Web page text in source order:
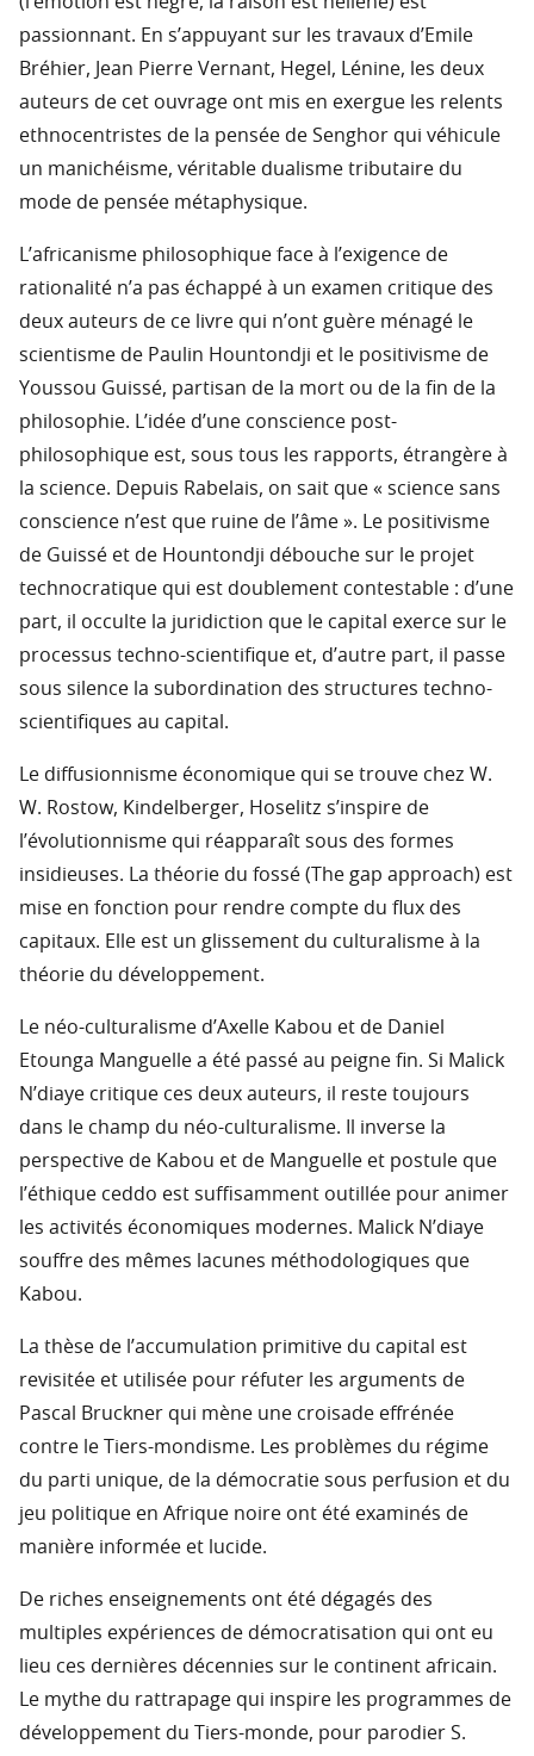
passionnant. En s’appuyant sur les travaux d’Emile
Bréhier, Jean Pierre Vernant, Hegel, Lénine, les deux
auteurs de cet ouvrage ont mis en exergue les relents
ethnocentristes de la pensée de Senghor qui véhicule
un manichéisme, véritable dualisme tributaire du
mode de pensée métaphysique.
L’africanisme philosophique face à l’exigence de
rationalité n’a pas échappé à un examen critique des
deux auteurs de ce livre qui n’ont guère ménagé le
scientisme de Paulin Hountondji et le positivisme de
Youssou Guissé, partisan de la mort ou de la fin de la
philosophie. L’idée d’une conscience post-
philosophique est, sous tous les rapports, étrangère à
la science. Depuis Rabelais, on sait que « science sans
conscience n’est que ruine de l’âme ». Le positivisme
de Guissé et de Hountondji débouche sur le projet
technocratique qui est doublement contestable : d’une
part, il occulte la juridiction que le capital exerce sur le
processus techno-scientifique et, d’autre part, il passe
sous silence la subordination des structures techno-
scientifiques au capital.
Le diffusionnisme économique qui se trouve chez W.
W. Rostow, Kindelberger, Hoselitz s’inspire de
l’évolutionnisme qui réapparaît sous des formes
insidieuses. La théorie du fossé (The gap approach) est
mise en fonction pour rendre compte du flux des
capitaux. Elle est un glissement du culturalisme à la
théorie du développement.
Le néo-culturalisme d’Axelle Kabou et de Daniel
Etounga Manguelle a été passé au peigne fin. Si Malick
N’diaye critique ces deux auteurs, il reste toujours
dans le champ du néo-culturalisme. Il inverse la
perspective de Kabou et de Manguelle et postule que
l’éthique ceddo est suffisamment outillée pour animer
les activités économiques modernes. Malick N’diaye
souffre des mêmes lacunes méthodologiques que
Kabou.
La thèse de l’accumulation primitive du capital est
revisitée et utilisée pour réfuter les arguments de
Pascal Bruckner qui mène une croisade effrénée
contre le Tiers-mondisme. Les problèmes du régime
du parti unique, de la démocratie sous perfusion et du
jeu politique en Afrique noire ont été examinés de
manière informée et lucide.
De riches enseignements ont été dégagés des
multiples expériences de démocratisation qui ont eu
lieu ces dernières décennies sur le continent africain.
Le mythe du rattrapage qui inspire les programmes de
développement du Tiers-monde, pour parodier S.